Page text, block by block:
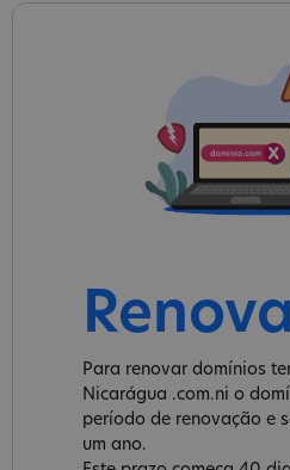
Para renovar domínios
Nicarágua .com.ni o
período de renovação e
um ano.